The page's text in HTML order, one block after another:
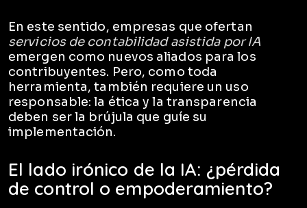
En este sentido, empresas que ofertan
servicios de contabilidad asistida por IA
emergen como nuevos aliados para los
contribuyentes. Pero, como toda
herramienta, también requiere un uso
responsable: la ética y la transparencia
deben ser la brújula que guíe su
implementación.
El lado irónico de la IA: ¿pérdida
de control o empoderamiento?